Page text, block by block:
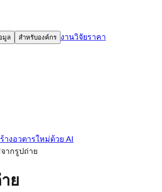
มูล สำหรับองค์กร งานวิจัยราคา
างอวตารใหม่ด้วย AI
ากรูปถ่าย
ย